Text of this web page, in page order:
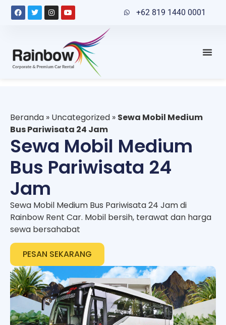
+62 819 1440 0001
Beranda » Uncategorized » Sewa Mobil Medium
Bus Pariwisata 24 Jam
Sewa Mobil Medium
Bus Pariwisata 24
Jam
Sewa Mobil Medium Bus Pariwisata 24 Jam di
Rainbow Rent Car. Mobil bersih, terawat dan harga
sewa bersahabat
PESAN SEKARANG